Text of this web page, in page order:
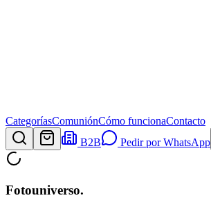
CategoríasComuniónCómo funcionaContacto
B2B
Pedir por WhatsApp
Fotouniverso.